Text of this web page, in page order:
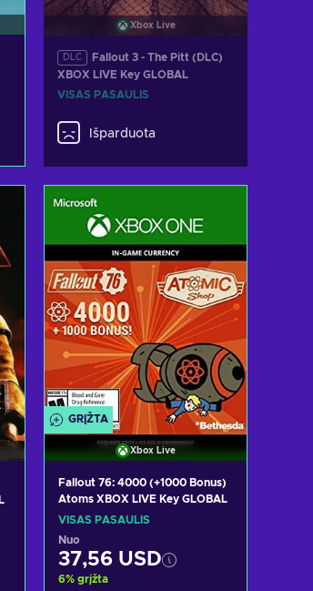
Xbox Live
DLC
Fallout 3 - The Pitt (DLC)
XBOX LIVE Key GLOBAL
VISAS PASAULIS
Išparduota
GRĮŽTA
Xbox Live
Fallout 76: 4000 (+1000 Bonus)
Atoms XBOX LIVE Key GLOBAL
VISAS PASAULIS
Nuo
37,56 USD
6% grįžta